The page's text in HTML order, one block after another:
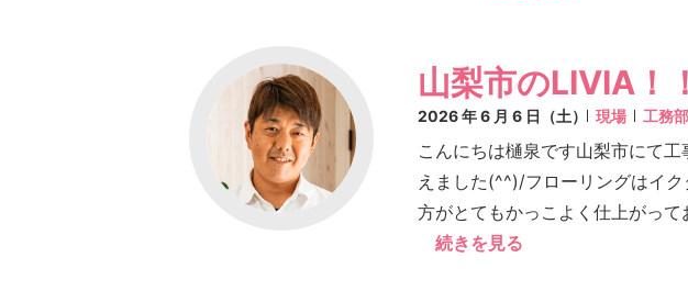
山梨市のLIVIA！！
2026 年 6 月 6 日（土） 現場 工務
こんにちは樋泉です山梨市にて
えました(^^)/フローリングはイ
方がとてもかっこよく仕上がっ
続きを見る